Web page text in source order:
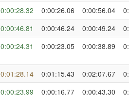
0:00:28.32 0:00:26.06 0:00:56.04
0:00:46.81 0:00:46.24 0:00:49.24
0:00:24.31 0:00:23.05 0:00:38.89
0:01:28.14 0:01:15.43 0:02:07.67
0:00:23.99 0:00:16.77 0:00:43.30